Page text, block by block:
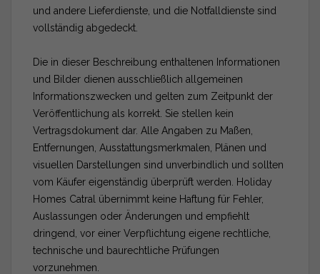
und andere Lieferdienste, und die Notfalldienste sind
vollständig abgedeckt.
Die in dieser Beschreibung enthaltenen Informationen
und Bilder dienen ausschließlich allgemeinen
Informationszwecken und gelten zum Zeitpunkt der
Veröffentlichung als korrekt. Sie stellen kein
Vertragsdokument dar. Alle Angaben zu Maßen,
Entfernungen, Ausstattungsmerkmalen, Plänen und
visuellen Darstellungen sind unverbindlich und sollten
vom Käufer eigenständig überprüft werden. Holiday
Homes Catral übernimmt keine Haftung für Fehler,
Auslassungen oder Änderungen und empfiehlt
dringend, vor einer Verpflichtung eigene rechtliche,
technische und baurechtliche Prüfungen
vorzunehmen.